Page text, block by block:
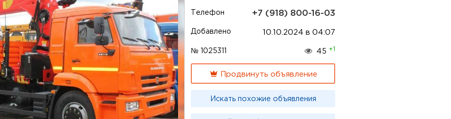
Телефон +7 (918) 800-16-03
Добавлено 10.10.2024 в 04:07
№ 1025311 45 +1
Продвинуть объявление
Искать похожие объявления